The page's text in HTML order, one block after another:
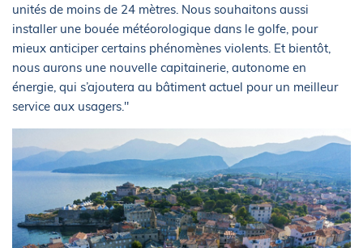
unités de moins de 24 mètres. Nous souhaitons aussi
installer une bouée météorologique dans le golfe, pour
mieux anticiper certains phénomènes violents. Et bientôt,
nous aurons une nouvelle capitainerie, autonome en
énergie, qui s’ajoutera au bâtiment actuel pour un meilleur
service aux usagers."